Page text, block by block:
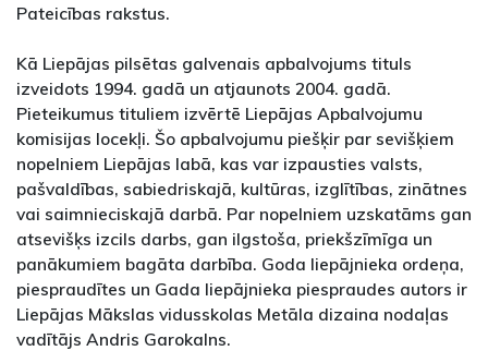
Pateicības rakstus.
Kā Liepājas pilsētas galvenais apbalvojums tituls
izveidots 1994. gadā un atjaunots 2004. gadā.
Pieteikumus tituliem izvērtē Liepājas Apbalvojumu
komisijas locekļi. Šo apbalvojumu piešķir par sevišķiem
nopelniem Liepājas labā, kas var izpausties valsts,
pašvaldības, sabiedriskajā, kultūras, izglītības, zinātnes
vai saimnieciskajā darbā. Par nopelniem uzskatāms gan
atsevišķs izcils darbs, gan ilgstoša, priekšzīmīga un
panākumiem bagāta darbība. Goda liepājnieka ordeņa,
piespraudītes un Gada liepājnieka piespraudes autors ir
Liepājas Mākslas vidusskolas Metāla dizaina nodaļas
vadītājs Andris Garokalns.